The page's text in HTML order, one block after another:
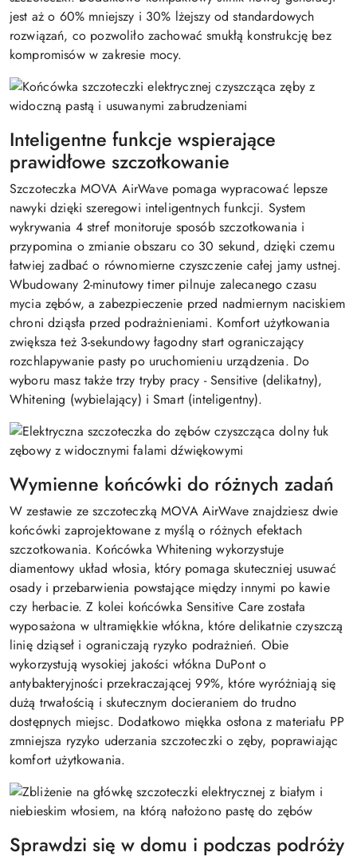
jest aż o 60% mniejszy i 30% lżejszy od standardowych
rozwiązań, co pozwoliło zachować smukłą konstrukcję bez
kompromisów w zakresie mocy.
Inteligentne funkcje wspierające
prawidłowe szczotkowanie
Szczoteczka MOVA AirWave pomaga wypracować lepsze
nawyki dzięki szeregowi inteligentnych funkcji. System
wykrywania 4 stref monitoruje sposób szczotkowania i
przypomina o zmianie obszaru co 30 sekund, dzięki czemu
łatwiej zadbać o równomierne czyszczenie całej jamy ustnej.
Wbudowany 2-minutowy timer pilnuje zalecanego czasu
mycia zębów, a zabezpieczenie przed nadmiernym naciskiem
chroni dziąsła przed podrażnieniami. Komfort użytkowania
zwiększa też 3-sekundowy łagodny start ograniczający
rozchlapywanie pasty po uruchomieniu urządzenia. Do
wyboru masz także trzy tryby pracy - Sensitive (delikatny),
Whitening (wybielający) i Smart (inteligentny).
Wymienne końcówki do różnych zadań
W zestawie ze szczoteczką MOVA AirWave znajdziesz dwie
końcówki zaprojektowane z myślą o różnych efektach
szczotkowania. Końcówka Whitening wykorzystuje
diamentowy układ włosia, który pomaga skuteczniej usuwać
osady i przebarwienia powstające między innymi po kawie
czy herbacie. Z kolei końcówka Sensitive Care została
wyposażona w ultramiękkie włókna, które delikatnie czyszczą
linię dziąseł i ograniczają ryzyko podrażnień. Obie
wykorzystują wysokiej jakości włókna DuPont o
antybakteryjności przekraczającej 99%, które wyróżniają się
dużą trwałością i skutecznym docieraniem do trudno
dostępnych miejsc. Dodatkowo miękka osłona z materiału PP
zmniejsza ryzyko uderzania szczoteczki o zęby, poprawiając
komfort użytkowania.
Sprawdzi się w domu i podczas podróży